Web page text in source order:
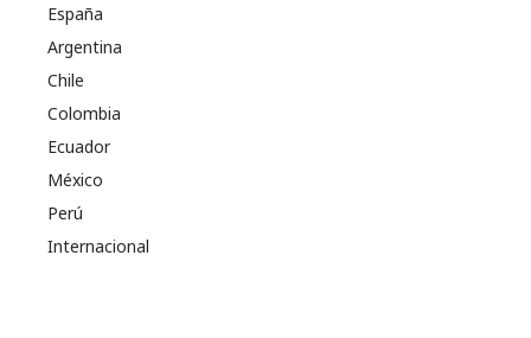
España
Argentina
Chile
Colombia
Ecuador
México
Perú
Internacional